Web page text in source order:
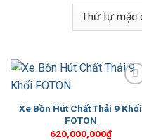
Wishlist
Xe Bồn Hút Chất Thải 9 Khối
FOTON
620,000,000₫